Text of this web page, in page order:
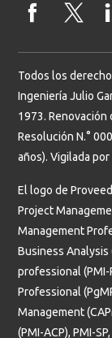
Todos los
Ingeniería Julio
1973.
Resolución N.°
años). Vigilada
El logo de
Project
Management
Business Analysis
professional (PMI-
Professional
Management
(PMI-ACP), PMI-